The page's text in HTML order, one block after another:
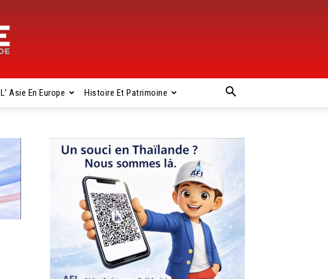
L’ Asie En Europe Histoire Et Patrimoine